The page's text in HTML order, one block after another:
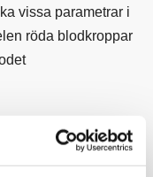
vissa parametrar i
röda blodkroppar
L